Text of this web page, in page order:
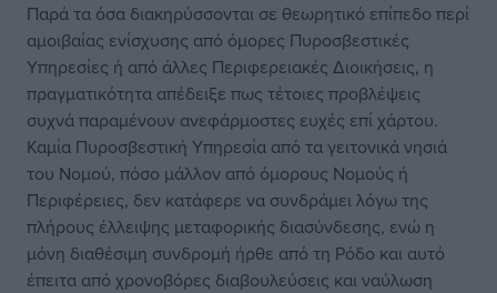
Παρά τα όσα διακηρύσσονται σε θεωρητικό επίπεδο περί
αμοιβαίας ενίσχυσης από όμορες Πυροσβεστικές
Υπηρεσίες ή από άλλες Περιφερειακές Διοικήσεις, η
πραγματικότητα απέδειξε πως τέτοιες προβλέψεις
συχνά παραμένουν ανεφάρμοστες ευχές επί χάρτου.
Καμία Πυροσβεστική Υπηρεσία από τα γειτονικά νησιά
του Νομού, πόσο μάλλον από όμορους Νομούς ή
Περιφέρειες, δεν κατάφερε να συνδράμει λόγω της
πλήρους έλλειψης μεταφορικής διασύνδεσης, ενώ η
μόνη διαθέσιμη συνδρομή ήρθε από τη Ρόδο και αυτό
έπειτα από χρονοβόρες διαβουλεύσεις και ναύλωση